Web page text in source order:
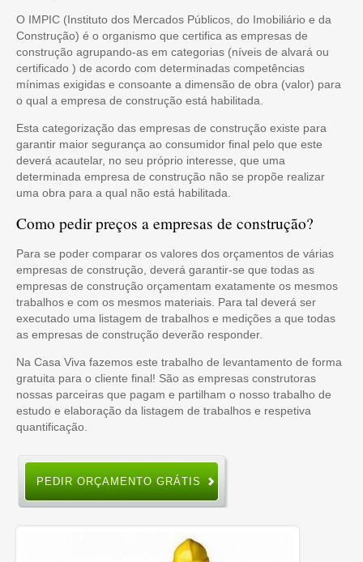
O IMPIC (Instituto dos Mercados Públicos, do Imobiliário e da
Construção) é o organismo que certifica as empresas de
construção agrupando-as em categorias (níveis de alvará ou
certificado ) de acordo com determinadas competências
mínimas exigidas e consoante a dimensão de obra (valor) para
o qual a empresa de construção está habilitada.
Esta categorização das empresas de construção existe para
garantir maior segurança ao consumidor final pelo que este
deverá acautelar, no seu próprio interesse, que uma
determinada empresa de construção não se propõe realizar
uma obra para a qual não está habilitada.
Como pedir preços a empresas de construção?
Para se poder comparar os valores dos orçamentos de várias
empresas de construção, deverá garantir-se que todas as
empresas de construção orçamentam exatamente os mesmos
trabalhos e com os mesmos materiais. Para tal deverá ser
executado uma listagem de trabalhos e medições a que todas
as empresas de construção deverão responder.
Na Casa Viva fazemos este trabalho de levantamento de forma
gratuita para o cliente final! São as empresas construtoras
nossas parceiras que pagam e partilham o nosso trabalho de
estudo e elaboração da listagem de trabalhos e respetiva
quantificação.
PEDIR ORÇAMENTO GRÁTIS